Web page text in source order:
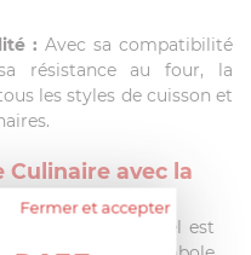
: Avec sa compatibilité
résistance au four, la
les styles de cuisson et
Culinaire avec la
1826 de Cristel est
Fermer et accepter